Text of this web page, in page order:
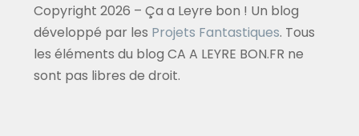
Copyright 2026 – Ça a Leyre bon ! Un blog
développé par les Projets Fantastiques. Tous
les éléments du blog CA A LEYRE BON.FR ne
sont pas libres de droit.